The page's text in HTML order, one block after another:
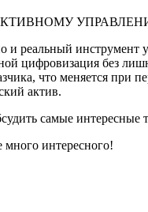
и реальный инструмент
цифровизация без
что меняется
актив.
самые
интересного!